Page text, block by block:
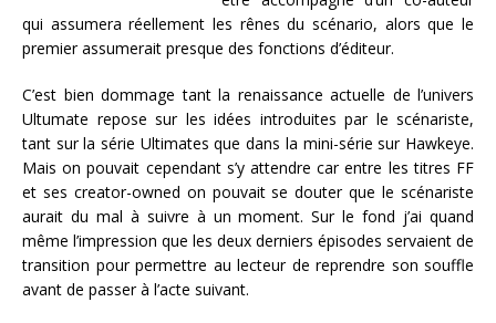
qui assumera réellement les rênes du scénario, alors que le
premier assumerait presque des fonctions d’éditeur.
C’est bien dommage tant la renaissance actuelle de l’univers
Ultumate repose sur les idées introduites par le scénariste,
tant sur la série Ultimates que dans la mini-série sur Hawkeye.
Mais on pouvait cependant s’y attendre car entre les titres FF
et ses creator-owned on pouvait se douter que le scénariste
aurait du mal à suivre à un moment. Sur le fond j’ai quand
même l’impression que les deux derniers épisodes servaient de
transition pour permettre au lecteur de reprendre son souffle
avant de passer à l’acte suivant.